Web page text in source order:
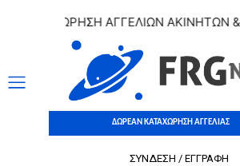
ΑΓΓΕΛΙΩΝ ΑΚΙΝΗΤΩΝ &
ΔΩΡΕΑΝ ΚΑΤΑΧΩΡΗΣΗ ΑΓΓΕΛΙΑΣ
ΣΥΝΔΕΣΗ / ΕΓΓΡΑΦΗ